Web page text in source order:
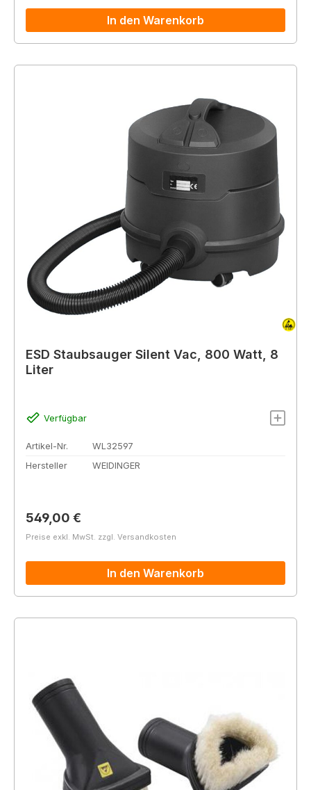
In den Warenkorb
ESD Staubsauger Silent Vac, 800 Watt, 8
Liter
Verfügbar
Artikel-Nr.
WL32597
Hersteller
WEIDINGER
Regulärer Preis:
549,00 €
Preise exkl. MwSt. zzgl. Versandkosten
In den Warenkorb